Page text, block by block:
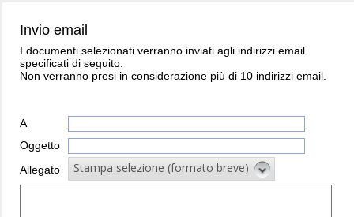
Invio email
I documenti selezionati verranno inviati agli indirizzi email
specificati di seguito.
Non verranno presi in considerazione più di 10 indirizzi email.
A
Oggetto
Allegato
Stampa selezione (formato breve)